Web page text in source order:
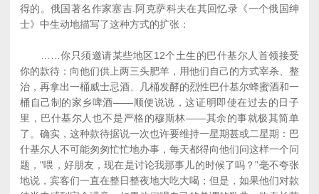
得的。俄国著名作家塞吉.阿克萨科夫在其回忆录《一个俄国绅
士》中生动地描写了这种方式的扩张：
……你只须邀请某些地区12个土生的巴什基尔人首领接受
你的款待：向他们供上两三头肥羊，用他们自己的方式宰杀、整
治，再拿出一桶威士忌酒、几桶发酵的烈性巴什基尔蜂蜜酒和一
桶自己制的家乡啤酒――顺便说说，这证明即使在过去的日子
里，巴什基尔人也不是严格的穆斯林――其余的事就极其简单
了。确实，这种款待据说一次也许要维持一星期甚或二星期：巴
什基尔人不可能匆匆忙忙地办事，每天都得向他们问这样一个问
题，"喂，好朋友，现在是讨论我那事儿的时候了吗？"毫不夸张
地说，宾客们一直在整日整夜地大吃大喝；但是，如果他们对款